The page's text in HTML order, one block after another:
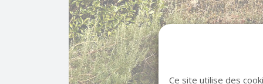
Ce site utilise des